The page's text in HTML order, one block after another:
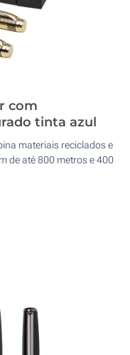
com
tinta azul
materiais reciclados e
de até 800 metros e 400